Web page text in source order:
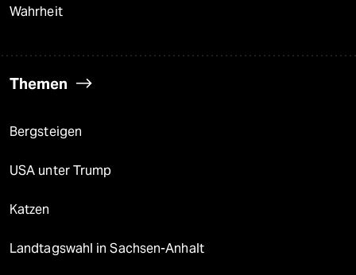
Wahrheit
Themen
Bergsteigen
USA unter Trump
Katzen
Landtagswahl in Sachsen-Anhalt